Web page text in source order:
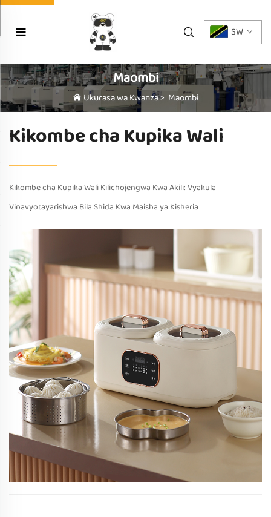
SW
Maombi
Ukurasa wa Kwanza> Maombi
Kikombe cha Kupika Wali
Kikombe cha Kupika Wali Kilichojengwa Kwa Akili: Vyakula
Vinavyotayarishwa Bila Shida Kwa Maisha ya Kisheria